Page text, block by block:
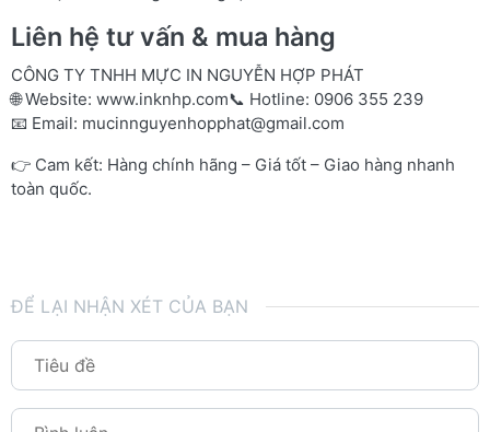
Liên hệ tư vấn & mua hàng
CÔNG TY TNHH MỰC IN NGUYỄN HỢP PHÁT
🌐 Website: www.inknhp.com📞 Hotline: 0906 355 239
📧 Email: mucinnguyenhopphat@gmail.com
👉 Cam kết: Hàng chính hãng – Giá tốt – Giao hàng nhanh
toàn quốc.
ĐỂ LẠI NHẬN XÉT CỦA BẠN